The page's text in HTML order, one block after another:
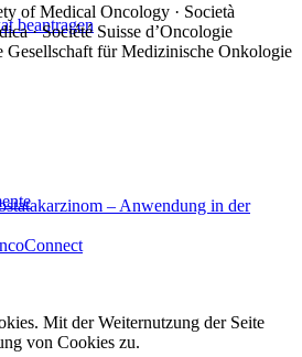
beantragen
of Medical Oncology · Società
· Société Suisse d’Oncologie
Gesellschaft für Medizinische Onkologie
– Anwendung in der
Mit der Weiternutzung der Seite
von Cookies zu.